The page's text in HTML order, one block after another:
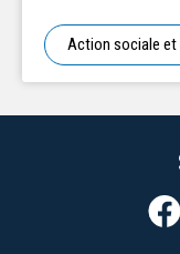
également
débarras de cave ou
entreprises,
proposons des
manutention, et bien
administratives.
Action sociale et